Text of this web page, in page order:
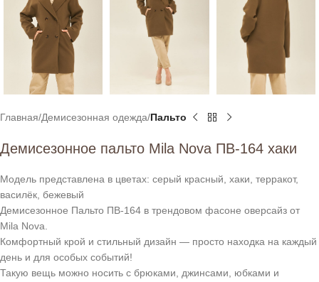
Главная Демисезонная одежда Пальто
Демисезонное пальто Mila Nova ПВ-164 хаки
Модель представлена в цветах: серый красный, хаки, терракот,
василёк, бежевый
Демисезонное Пальто ПВ-164 в трендовом фасоне оверсайз от
Mila Nova.
Комфортный крой и стильный дизайн — просто находка на каждый
день и для особых событий!
Такую вещь можно носить с брюками, джинсами, юбками и